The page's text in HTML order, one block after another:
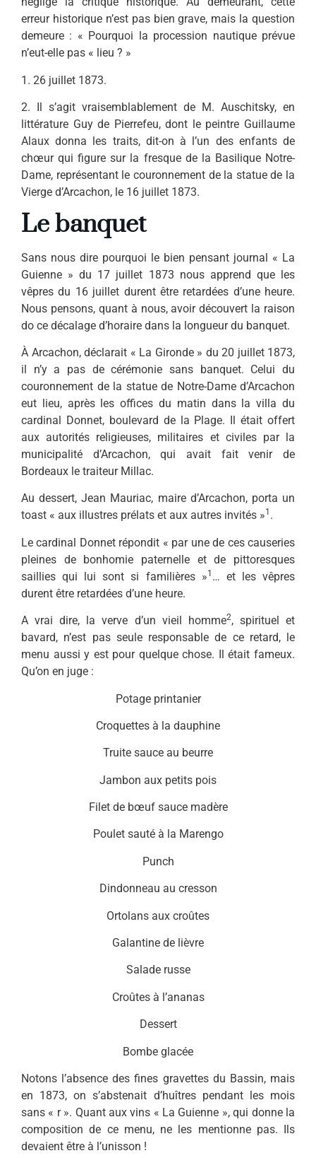
erreur historique n’est pas bien grave, mais la question
de­meure : « Pourquoi la procession nautique prévue
n’eut-elle pas « lieu ? »
1. 26 juillet 1873.
2. Il s’agit vraisemblablement de M. Auschitsky, en
littérature Guy de Pierrefeu, dont le peintre Guillaume
Alaux donna les traits, dit-on à l’un des enfants de
chœur qui figure sur la fresque de la Basilique Notre-
Dame, représentant le couronnement de la statue de la
Vierge d’Arcachon, le 16 juillet 1873.
Le banquet
Sans nous dire pourquoi le bien pensant journal « La
Guienne » du 17 juillet 1873 nous apprend que les
vêpres du 16 juillet durent être retardées d’une heure.
Nous pensons, quant à nous, avoir dé­couvert la raison
do ce décalage d’horaire dans la longueur du banquet.
À Arcachon, déclarait « La Gi­ronde » du 20 juillet 1873,
il n’y a pas de cérémonie sans banquet. Celui du
couronnement de la sta­tue de Notre-Dame d’Arcachon
eut lieu, après les offices du matin dans la villa du
cardinal Donnet, boulevard de la Plage. Il était offert
aux autorités religieuses, militaires et civiles par la
munici­palité d’Arcachon, qui avait fait venir de
Bordeaux le traiteur Millac.
Au dessert, Jean Mauriac, maire d’Arcachon, porta un
toast « aux illustres prélats et aux autres invités »1 .
Le cardinal Donnet répondit « par une de ces causeries
pleines de bonhomie paternelle et de pittoresques
saillies qui lui sont si familières »1 … et les vêpres
durent être retardées d’une heure.
A vrai dire, la verve d’un vieil homme2, spirituel et
bavard, n’est pas seule responsable de ce retard, le
menu aussi y est pour quelque chose. Il était fameux.
Qu’on en juge :
Potage printanier
Croquettes à la dauphine
Truite sauce au beurre
Jambon aux petits pois
Filet de bœuf sauce madère
Poulet sauté à la Marengo
Punch
Dindonneau au cresson
Ortolans aux croûtes
Galantine de lièvre
Salade russe
Croûtes à l’ananas
Dessert
Bombe glacée
Notons l’absence des fines gravettes du Bassin, mais
en 1873, on s’abstenait d’huîtres pendant les mois
sans « r ». Quant aux vins « La Guienne », qui donne la
com­position de ce menu, ne les men­tionne pas. Ils
devaient être à l’unisson !